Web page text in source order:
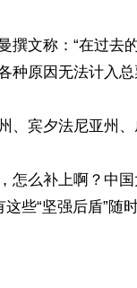
撰文称：“在过去
种原因无法计入总
、宾夕法尼亚州
怎么补上啊？中
些“坚强后盾”随